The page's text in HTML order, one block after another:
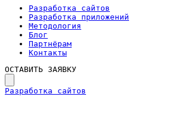
Разработка сайтов
Разработка приложений
Методология
Блог
Партнёрам
Контакты
ОСТАВИТЬ ЗАЯВКУ
Разработка сайтов